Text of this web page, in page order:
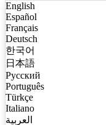
English
Español
Français
Deutsch
한국어
日本語
Русский
Português
Türkçe
Italiano
العربية